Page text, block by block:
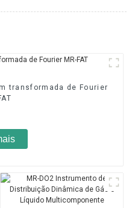
transformada de Fourier